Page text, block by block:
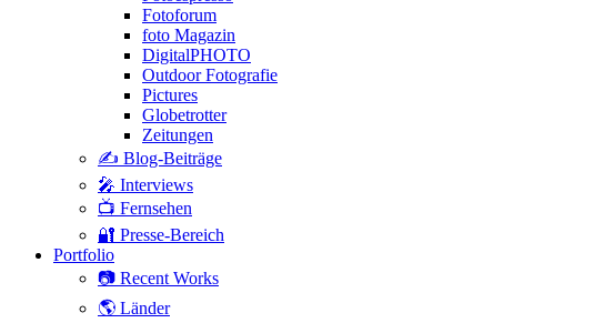
Fotoforum
foto Magazin
DigitalPHOTO
Outdoor Fotografie
Pictures
Globetrotter
Zeitungen
✍️ Blog-Beiträge
🎤 Interviews
📺 Fernsehen
🔐 Presse-Bereich
Portfolio
📷 Recent Works
🌎 Länder